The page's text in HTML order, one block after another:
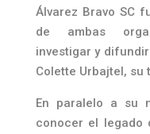
Álvarez Bravo SC
de ambas
investigar y
Colette Urbajtel, su
En paralelo a su
conocer el legado